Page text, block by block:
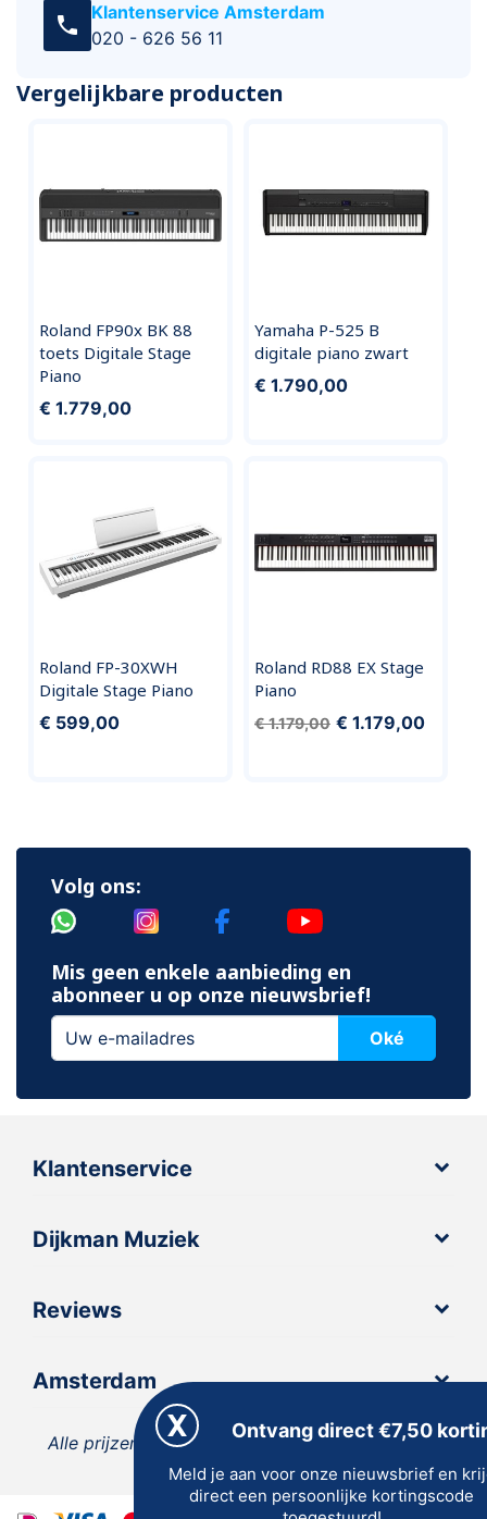
call
Klantenservice Amsterdam
020 - 626 56 11
Vergelijkbare producten
Roland FP90x BK 88
toets Digitale Stage
Piano
€ 1.779,00
Yamaha P-525 B
digitale piano zwart
€ 1.790,00
Roland FP-30XWH
Digitale Stage Piano
€ 599,00
Roland RD88 EX Stage
Piano
€ 1.179,00 € 1.179,00
Volg ons:
Mis geen enkele aanbieding en
abonneer u op onze nieuwsbrief!
Oké
Klantenservice
Dijkman Muziek
Reviews
Amsterdam
Alle prijzen zijn inclusief 21% BTW, tenzij anders
vermeld.
Ontvang direct €7,50
Meld je aan voor onze nieuwsbrief en
direct een persoonlijke kortingscode